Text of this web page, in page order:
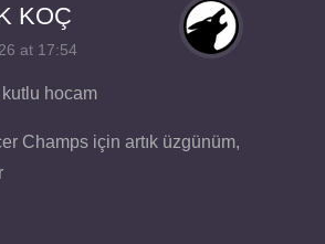
KOÇ
at 17:54
kutlu hocam
Champs için artık üzgünüm,